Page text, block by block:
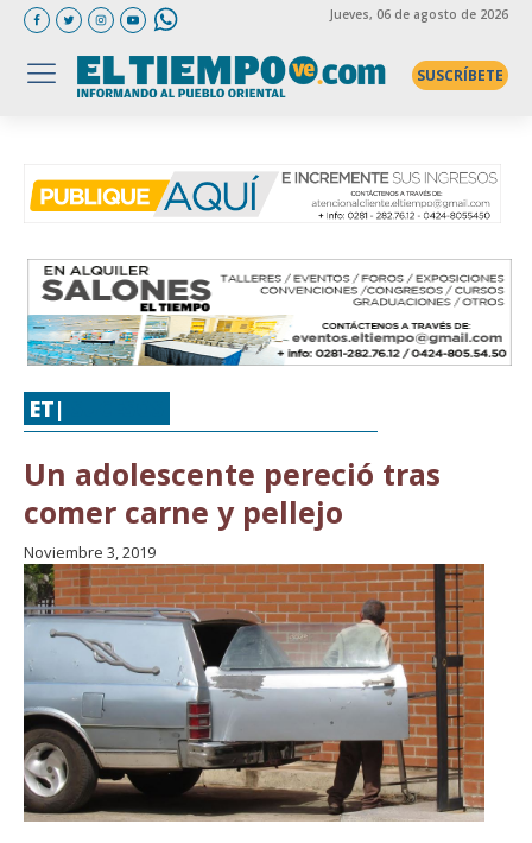
Jueves, 06 de agosto de 2026
SUSCRÍBETE
ET|
Un adolescente pereció tras
comer carne y pellejo
Noviembre 3, 2019